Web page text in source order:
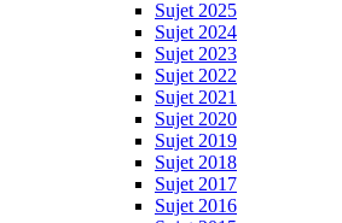
Sujet 2025
Sujet 2024
Sujet 2023
Sujet 2022
Sujet 2021
Sujet 2020
Sujet 2019
Sujet 2018
Sujet 2017
Sujet 2016